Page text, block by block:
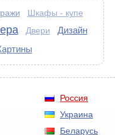
Шкафы - купе
Двери
Дизайн
Россия
Украина
Беларусь